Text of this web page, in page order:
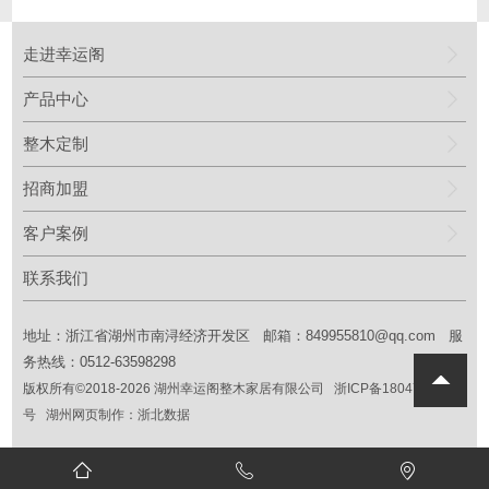
走进幸运阁
产品中心
整木定制
招商加盟
客户案例
联系我们
地址：浙江省湖州市南浔经济开发区 邮箱：849955810@qq.com 服
务热线：0512-63598298
版权所有©2018-2026湖州幸运阁整木家居有限公司
浙ICP备18047016
号
湖州网页制作：浙北数据
  